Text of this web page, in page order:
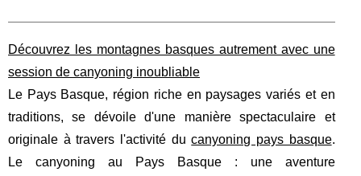
Découvrez les montagnes basques autrement avec une
session de canyoning inoubliable
Le Pays Basque, région riche en paysages variés et en
traditions, se dévoile d'une manière spectaculaire et
originale à travers l'activité ducanyoning pays basque.
Le canyoning au Pays Basque : une aventure